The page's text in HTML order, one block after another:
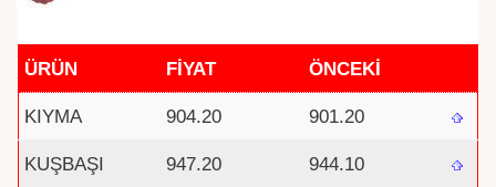
ÜRÜN FİYAT ÖNCEKİ
KIYMA 904.20 901.20
KUŞBAŞI 947.20 944.10